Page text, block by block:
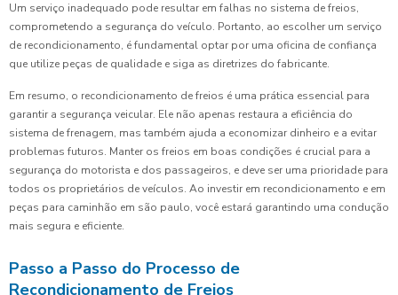
Um serviço inadequado pode resultar em falhas no sistema de freios,
comprometendo a segurança do veículo. Portanto, ao escolher um serviço
de recondicionamento, é fundamental optar por uma oficina de confiança
que utilize peças de qualidade e siga as diretrizes do fabricante.
Em resumo, o recondicionamento de freios é uma prática essencial para
garantir a segurança veicular. Ele não apenas restaura a eficiência do
sistema de frenagem, mas também ajuda a economizar dinheiro e a evitar
problemas futuros. Manter os freios em boas condições é crucial para a
segurança do motorista e dos passageiros, e deve ser uma prioridade para
todos os proprietários de veículos. Ao investir em recondicionamento e em
peças para caminhão em são paulo, você estará garantindo uma condução
mais segura e eficiente.
Passo a Passo do Processo de
Recondicionamento de Freios